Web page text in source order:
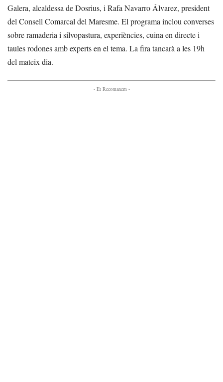
Galera, alcaldessa de Dosrius, i Rafa Navarro Álvarez, president
del Consell Comarcal del Maresme. El programa inclou converses
sobre ramaderia i silvopastura, experiències, cuina en directe i
taules rodones amb experts en el tema. La fira tancarà a les 19h
del mateix dia.
- Et Recomanem -